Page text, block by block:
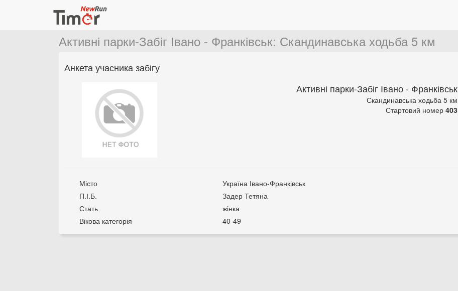
Активні парки-Забіг Івано - Франківськ: Скандинавська ходьба 5 км
Анкета учасника забігу
Активні парки-Забіг Івано - Франківськ
Скандинавська ходьба 5 км
Стартовий номер 403
Місто
Україна Івано-Франківськ
П.І.Б.
Задер Тетяна
Стать
жінка
Вікова категорія
40-49